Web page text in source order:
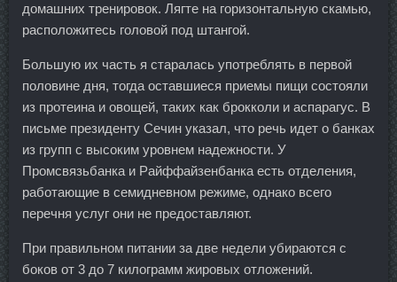
домашних тренировок. Лягте на горизонтальную скамью,
расположитесь головой под штангой.
Большую их часть я старалась употреблять в первой
половине дня, тогда оставшиеся приемы пищи состояли
из протеина и овощей, таких как брокколи и аспарагус. В
письме президенту Сечин указал, что речь идет о банках
из групп с высоким уровнем надежности. У
Промсвязьбанка и Райффайзенбанка есть отделения,
работающие в семидневном режиме, однако всего
перечня услуг они не предоставляют.
При правильном питании за две недели убираются с
боков от 3 до 7 килограмм жировых отложений.